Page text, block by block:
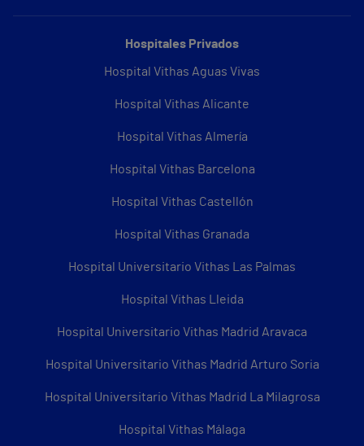
Hospitales Privados
Hospital Vithas Aguas Vivas
Hospital Vithas Alicante
Hospital Vithas Almería
Hospital Vithas Barcelona
Hospital Vithas Castellón
Hospital Vithas Granada
Hospital Universitario Vithas Las Palmas
Hospital Vithas Lleida
Hospital Universitario Vithas Madrid Aravaca
Hospital Universitario Vithas Madrid Arturo Soria
Hospital Universitario Vithas Madrid La Milagrosa
Hospital Vithas Málaga